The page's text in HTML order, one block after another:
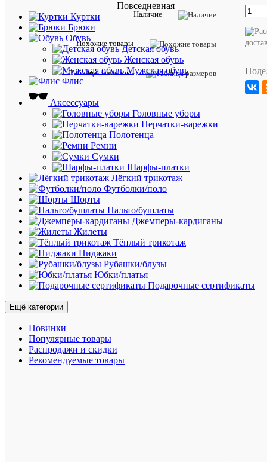
Повседневная
Куртки
Брюки
Обувь
Детская обувь
Женская обувь
Мужская обувь
Флис
Аксессуары
Головные уборы
Перчатки-варежки
Полотенца
Ремни
Сумки
Шарфы-платки
Лёгкий трикотаж
Футболки/поло
Шорты
Пальто/бушлаты
Джемперы-кардиганы
Жилеты
Тёплый трикотаж
Пиджаки
Рубашки/блузы
Юбки/платья
Подарочные сертификаты
Ещё категории
Новинки
Популярные товары
Распродажи и скидки
Рекомендуемые товары
Наличие
Похожие товары
Таблица размеров
жилет
на